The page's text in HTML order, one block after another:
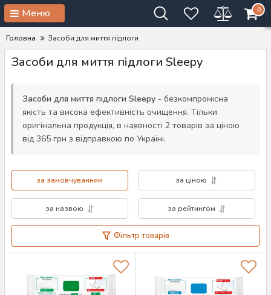
Меню 0
Головна Засоби для миття підлоги
Засоби для миття підлоги Sleepy
Засоби для миття підлоги Sleepy - безкомпромісна
якість та висока ефективність очищення. Тільки
оригінальна продукція, в наявності 2 товарів за ціною
від 365 грн з відправкою по Україні.
за замовчуванням за ціною
за назвою за рейтингом
Фільтр товарів